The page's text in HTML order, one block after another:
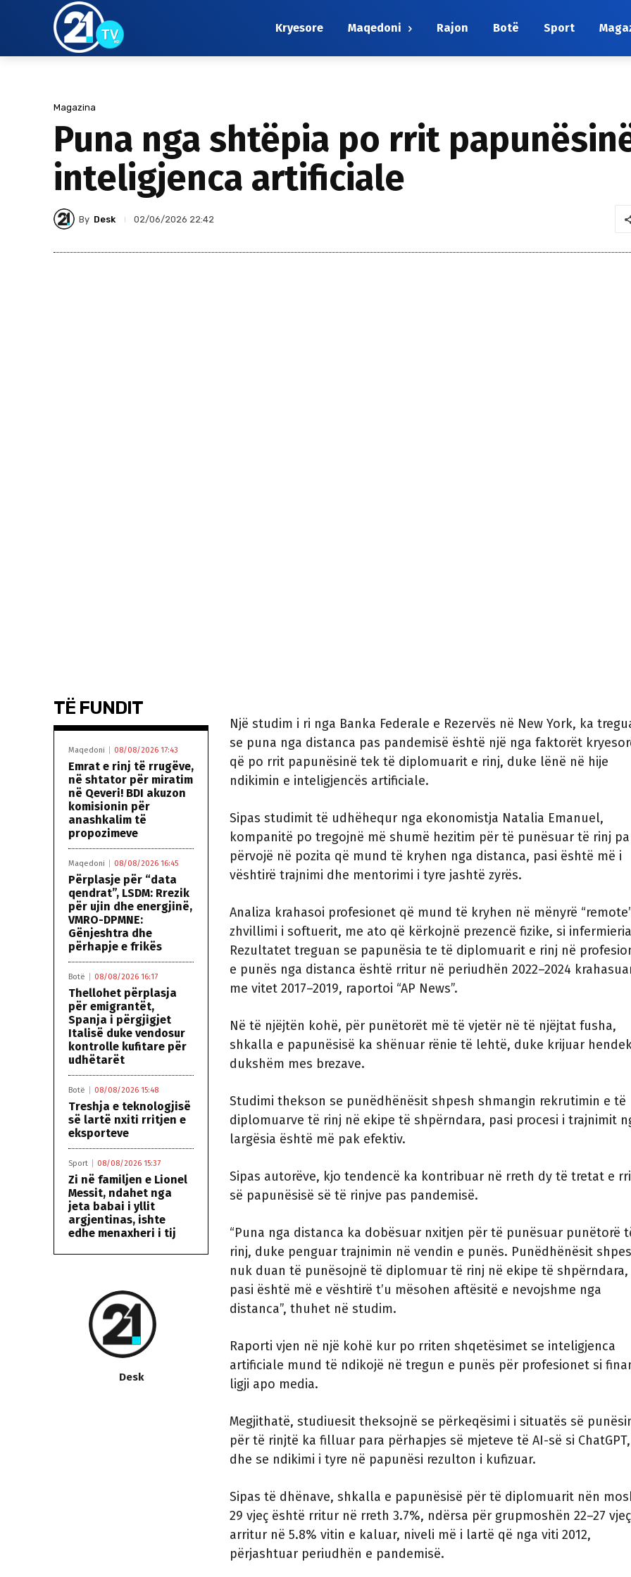
Kryesore Maqedoni Rajon Botë Sport
Magazina
Puna nga shtëpia po rrit
inteligjenca artificiale
By Desk 02/06/2026 22:42
TË FUNDIT
Maqedoni 08/08/2026 17:43
Emrat e rinj të rrugëve,
në shtator për miratim
në Qeveri! BDI akuzon
komisionin për
anashkalim të
propozimeve
Maqedoni 08/08/2026 16:45
Përplasje për “data
qendrat”, LSDM: Rrezik
për ujin dhe energjinë,
VMRO-DPMNE:
Gënjeshtra dhe
përhapje e frikës
Botë 08/08/2026 16:17
Thellohet përplasja
për emigrantët,
Spanja i përgjigjet
Italisë duke vendosur
kontrolle kufitare për
udhëtarët
Botë 08/08/2026 15:48
Treshja e teknologjisë
së lartë nxiti rritjen e
eksporteve
Sport 08/08/2026 15:37
Zi në familjen e Lionel
Messit, ndahet nga
jeta babai i yllit
argjentinas, ishte
edhe menaxheri i tij
Desk
Një studim i ri nga Banka Federale e Rezervës në New York, ka
se puna nga distanca pas pandemisë është një nga faktorët
që po rrit papunësinë tek të diplomuarit e rinj, duke lënë në hije
ndikimin e inteligjencës artificiale.
Sipas studimit të udhëhequr nga ekonomistja Natalia Emanuel,
kompanitë po tregojnë më shumë hezitim për të punësuar të rinj pa
përvojë në pozita që mund të kryhen nga distanca, pasi është më i
vështirë trajnimi dhe mentorimi i tyre jashtë zyrës.
Analiza krahasoi profesionet që mund të kryhen në mënyrë
zhvillimi i softuerit, me ato që kërkojnë prezencë fizike, si
Rezultatet treguan se papunësia te të diplomuarit e rinj në
e punës nga distanca është rritur në periudhën 2022–2024
me vitet 2017–2019, raportoi “AP News”.
Në të njëjtën kohë, për punëtorët më të vjetër në të njëjtat fusha,
shkalla e papunësisë ka shënuar rënie të lehtë, duke krijuar
dukshëm mes brezave.
Studimi thekson se punëdhënësit shpesh shmangin rekrutimin e të
diplomuarve të rinj në ekipe të shpërndara, pasi procesi i trajnimit
largësia është më pak efektiv.
Sipas autorëve, kjo tendencë ka kontribuar në rreth dy të tretat e
së papunësisë së të rinjve pas pandemisë.
“Puna nga distanca ka dobësuar nxitjen për të punësuar punëtorë
rinj, duke penguar trajnimin në vendin e punës. Punëdhënësit
nuk duan të punësojnë të diplomuar të rinj në ekipe të shpërndara,
pasi është më e vështirë t’u mësohen aftësitë e nevojshme nga
distanca”, thuhet në studim.
Raporti vjen në një kohë kur po rriten shqetësimet se inteligjenca
artificiale mund të ndikojë në tregun e punës për profesionet si
ligji apo media.
Megjithatë, studiuesit theksojnë se përkeqësimi i situatës së
për të rinjtë ka filluar para përhapjes së mjeteve të AI-së si ChatGPT,
dhe se ndikimi i tyre në papunësi rezulton i kufizuar.
Sipas të dhënave, shkalla e papunësisë për të diplomuarit nën
29 vjeç është rritur në rreth 3.7%, ndërsa për grupmoshën 22–27
arritur në 5.8% vitin e kaluar, niveli më i lartë që nga viti 2012,
përjashtuar periudhën e pandemisë.